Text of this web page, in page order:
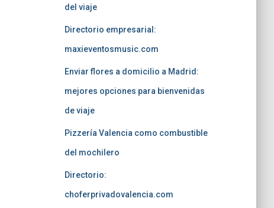
del viaje
Directorio empresarial:
maxieventosmusic.com
Enviar flores a domicilio a Madrid:
mejores opciones para bienvenidas
de viaje
Pizzería Valencia como combustible
del mochilero
Directorio:
choferprivadovalencia.com